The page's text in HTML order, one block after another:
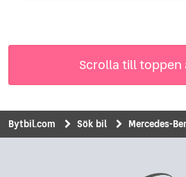
Scrolla till toppen
Bytbil.com Sök bil Mercedes-